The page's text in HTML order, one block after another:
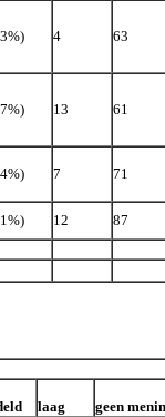
4 63
13 61
7 71
12 87
laag
geen